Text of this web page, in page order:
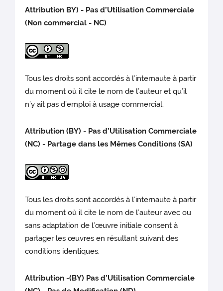
Attribution BY) - Pas d’Utilisation Commerciale
(Non commercial - NC)
Tous les droits sont accordés à l’internaute à partir
du moment où il cite le nom de l’auteur et qu’il
n’y ait pas d’emploi à usage commercial.
Attribution (BY) - Pas d’Utilisation Commerciale
(NC) - Partage dans les Mêmes Conditions (SA)
Tous les droits sont accordés à l’internaute à partir
du moment où il cite le nom de l’auteur avec ou
sans adaptation de l’œuvre initiale consent à
partager les œuvres en résultant suivant des
conditions identiques.
Attribution -(BY) Pas d’Utilisation Commerciale